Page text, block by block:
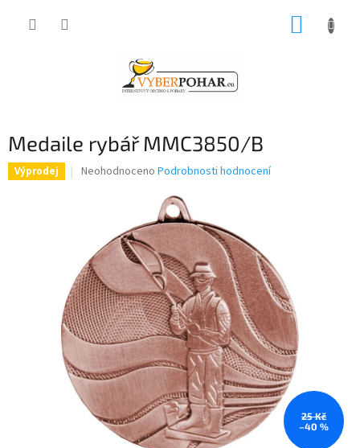
Medaile rybář MMC3850/B
Výprodej
Průměrné
5
hvězdiček.
Neohodnoceno Podrobnosti hodnocení
25 Kč
–40 %